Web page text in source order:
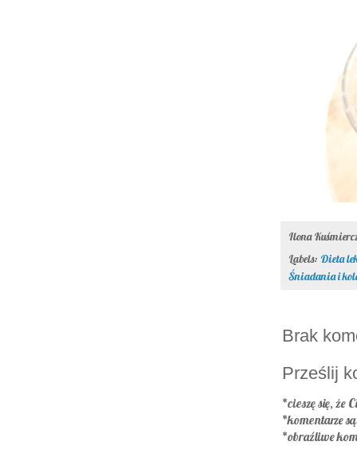
Ilona
Labels: Dieta
Śniadania i
Brak
Prześlij
*cieszę się, że
*komentarze
*obraźliwe